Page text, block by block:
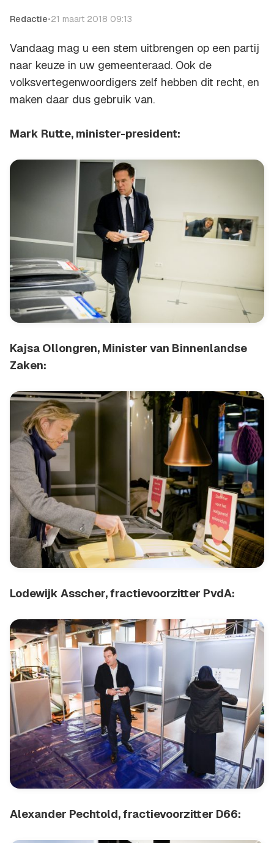
Redactie•21 maart 2018 09:13
Vandaag mag u een stem uitbrengen op een partij
naar keuze in uw gemeenteraad. Ook de
volksvertegenwoordigers zelf hebben dit recht, en
maken daar dus gebruik van.
Mark Rutte, minister-president:
Kajsa Ollongren, Minister van Binnenlandse
Zaken:
Lodewijk Asscher, fractievoorzitter PvdA:
Alexander Pechtold, fractievoorzitter D66: